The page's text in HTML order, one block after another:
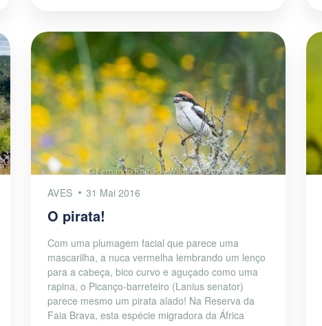
AVES 31 Mai 2016
O pirata!
Com uma plumagem facial que parece uma
mascarilha, a nuca vermelha lembrando um lenço
para a cabeça, bico curvo e aguçado como uma
rapina, o Picanço-barreteiro (Lanius senator)
parece mesmo um pirata alado! Na Reserva da
Faia Brava, esta espécie migradora da África